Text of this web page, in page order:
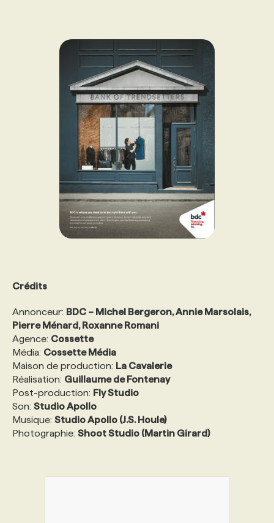
Crédits
Annonceur: BDC – Michel Bergeron, Annie Marsolais,
Pierre Ménard, Roxanne Romani
Agence: Cossette
Média: Cossette Média
Maison de production: La Cavalerie
Réalisation: Guillaume de Fontenay
Post-production: Fly Studio
Son: Studio Apollo
Musique: Studio Apollo (J.S. Houle)
Photographie: Shoot Studio (Martin Girard)